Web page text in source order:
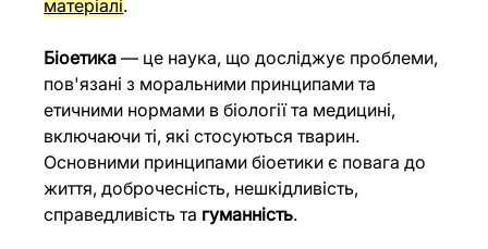
матеріалі.
Біоетика — це наука, що досліджує проблеми,
пов'язані з моральними принципами та
етичними нормами в біології та медицині,
включаючи ті, які стосуються тварин.
Основними принципами біоетики є повага до
життя, доброчесність, нешкідливість,
справедливість та гуманність.